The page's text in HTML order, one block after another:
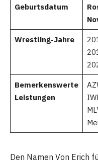
Geburtsdatum
Wrestling-Jahre
Bemerkenswerte
Leistungen
Den Namen Von Erich